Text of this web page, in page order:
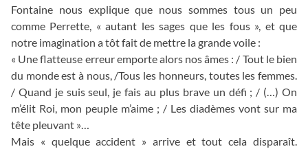
Fontaine nous explique que nous sommes tous un peu
comme Perrette, « autant les sages que les fous », et que
notre imagination a tôt fait de mettre la grande voile :
« Une flatteuse erreur emporte alors nos âmes : / Tout le bien
du monde est à nous, /Tous les honneurs, toutes les femmes.
/ Quand je suis seul, je fais au plus brave un défi ; / (…) On
m’élit Roi, mon peuple m’aime ; / Les diadèmes vont sur ma
tête pleuvant »…
Mais « quelque accident » arrive et tout cela disparaît.